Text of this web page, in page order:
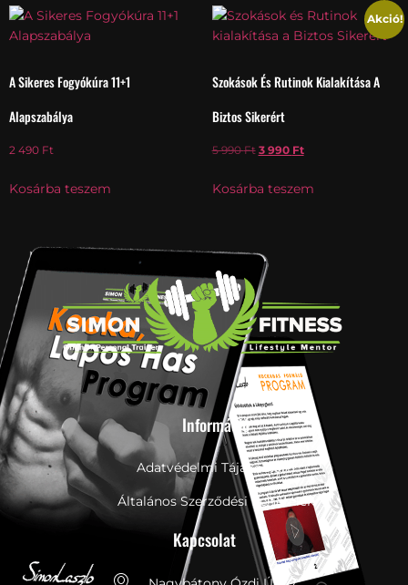
A Sikeres Fogyókúra 11+1
Alapszabálya
2 490 Ft
Kosárba teszem
Akció!
Szokások És Rutinok Kialakítása A
Biztos Sikerért
5 990Ft 3 990 Ft
Kosárba teszem
Információ
Adatvédelmi Tájákoztató
Általános Szerződési Feltételek
Kapcsolat